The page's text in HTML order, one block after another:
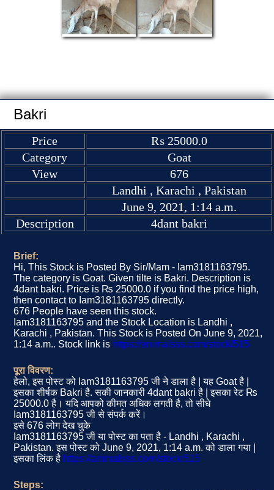
Bakri
Price
₨ 25000.0
Category
Goat
View
676
Landhi , Karachi , Pakistan
June 9, 2021, 1:14 a.m.
Description
4dant bakri
Brief:
Hi, This Stock is Posted By Sir/Mam - Iam3181163795.
The category is Goat. Given tilte is Bakri. Description is
4dant bakri. Price is ₨ 25000.0 if you find the price high,
then contact to Iam3181163795 directly.
676 People have seen this stock.
Iam3181163795 and the Stock Location is Landhi ,
Karachi , Pakistan. This Stock is Posted On June 9, 2021,
1:14 a.m.. Stock link is https://animalsss.com/stock/515
पूरा विवरण:
हेलो, इस पोस्ट को Iam3181163795 जी ने डाला है | यह Goat है |
इसका शीर्षक Bakri है. सकी जानकारी 4dant bakri है | इसका रेट ₨
25000.0 है। यदि आपको कीमत अधिक लगती है, तो सीधे
Iam3181163795 जी से संपर्क करें।
इसे 676 लोग देख चुके
Iam3181163795 जी या पोस्ट का पता है - Landhi , Karachi ,
Pakistan. इस पोस्ट को June 9, 2021, 1:14 a.m. को डाला गया |
इसका लिंक है https://animalsss.com/stock/515
Steps: